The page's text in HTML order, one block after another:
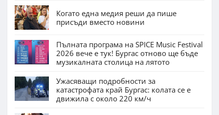
Когато една медия реши да пише
присъди вместо новини
Пълната програма на SPICE Music Festival
2026 вече е тук! Бургас отново ще бъде
музикалната столица на лятото
Ужасяващи подробности за
катастрофата край Бургас: колата се е
движила с около 220 км/ч